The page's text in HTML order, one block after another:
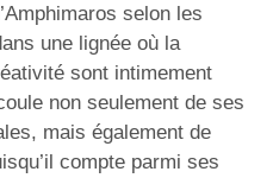
selon les
une lignée où la
sont intimement
non seulement de ses
mais également de
compte parmi ses